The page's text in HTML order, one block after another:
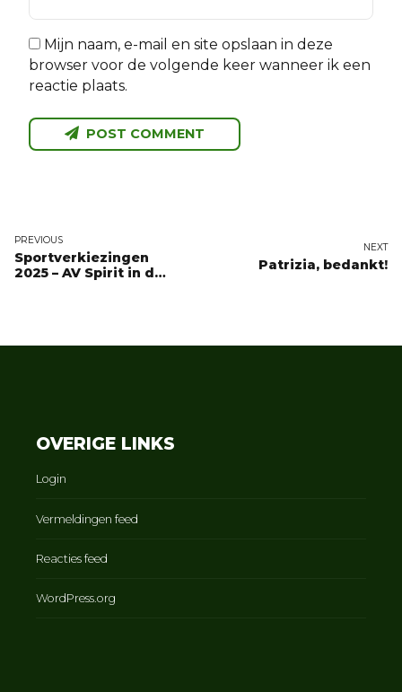
Mijn naam, e-mail en site opslaan in deze
browser voor de volgende keer wanneer ik een
reactie plaats.
POST COMMENT
PREVIOUS
Sportverkiezingen
2025 – AV Spirit in de
NEXT
Patrizia, bedankt!
OVERIGE LINKS
Login
Vermeldingen feed
Reacties feed
WordPress.org